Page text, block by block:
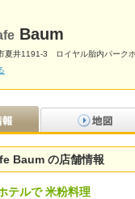
Baum
夏井1191-3 ロイヤル胎内パーク
Baum の店舗情報
テルで 米粉料理